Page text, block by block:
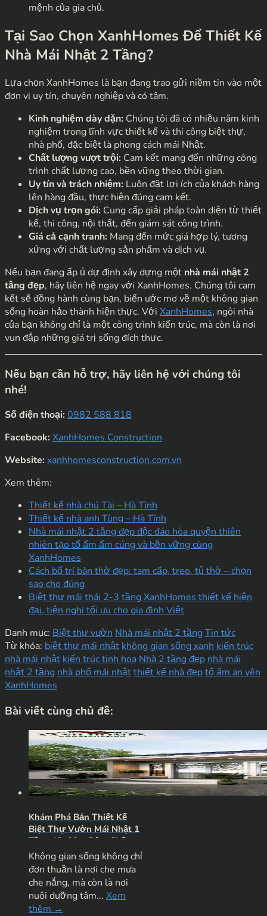
mệnh của gia chủ.
Tại Sao Chọn XanhHomes Để Thiết Kế
Nhà Mái Nhật 2 Tầng?
Lựa chọn XanhHomes là bạn đang trao gửi niềm tin vào một
đơn vị uy tín, chuyên nghiệp và có tâm.
Kinh nghiệm dày dặn: Chúng tôi đã có nhiều năm kinh
nghiệm trong lĩnh vực thiết kế và thi công biệt thự,
nhà phố, đặc biệt là phong cách mái Nhật.
Chất lượng vượt trội: Cam kết mang đến những công
trình chất lượng cao, bền vững theo thời gian.
Uy tín và trách nhiệm: Luôn đặt lợi ích của khách hàng
lên hàng đầu, thực hiện đúng cam kết.
Dịch vụ trọn gói: Cung cấp giải pháp toàn diện từ thiết
kế, thi công, nội thất, đến giám sát công trình.
Giá cả cạnh tranh: Mang đến mức giá hợp lý, tương
xứng với chất lượng sản phẩm và dịch vụ.
Nếu bạn đang ấp ủ dự định xây dựng một nhà mái nhật 2
tầng đẹp, hãy liên hệ ngay với XanhHomes. Chúng tôi cam
kết sẽ đồng hành cùng bạn, biến ước mơ về một không gian
sống hoàn hảo thành hiện thực. Với XanhHomes, ngôi nhà
của bạn không chỉ là một công trình kiến trúc, mà còn là nơi
vun đắp những giá trị sống đích thực.
Nếu bạn cần hỗ trợ, hãy liên hệ với chúng tôi
nhé!
Số điện thoại:0982 588 818
Facebook:XanhHomes Construction
Website:xanhhomesconstruction.com.vn
Xem thêm:
Thiết kế nhà chú Tài – Hà Tĩnh
Thiết kế nhà anh Tùng – Hà Tĩnh
Nhà mái nhật 2 tầng đẹp độc đáo hòa quyện thiên
nhiên tạo tổ ấm ấm cúng và bền vững cùng
XanhHomes
Cách bố trí bàn thờ đẹp: tam cấp, treo, tủ thờ – chọn
sao cho đúng
Biệt thự mái thái 2-3 tầng XanhHomes thiết kế hiện
đại, tiện nghi tối ưu cho gia đình Việt
Danh mục: Biệt thự vườn Nhà mái nhật 2 tầngTin tức
Từ khóa: biệt thự mái nhật không gian sống xanh kiến trúc
nhà mái nhật kiến trúc tinh hoa Nhà 2 tầng đẹp nhà mái
nhật 2 tầng nhà phố mái nhậtthiết kế nhà đẹptổ ấm an yên
XanhHomes
Bài viết cùng chủ đề:
Khám Phá Bản Thiết Kế
Biệt Thự Vườn Mái Nhật 1
Tầng 12x20m Đậm Chất
Nghỉ Dưỡng
Không gian sống không chỉ
đơn thuần là nơi che mưa
che nắng, mà còn là nơi
nuôi dưỡng tâm... Xem
thêm →